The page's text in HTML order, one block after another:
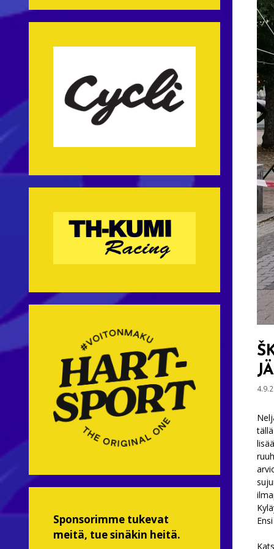
Sponsorimme tukevat
meitä, tue sinäkin heitä.